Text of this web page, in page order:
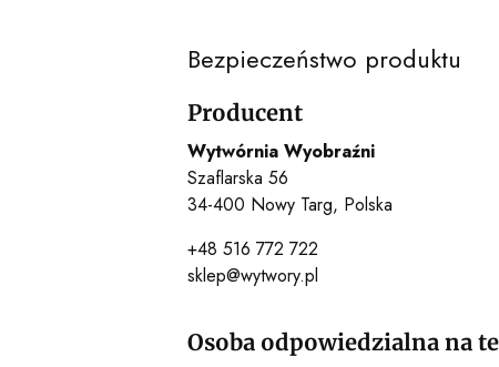
Bezpieczeństwo produktu
Producent
Wytwórnia Wyobraźni
Szaflarska 56
34-400 Nowy Targ, Polska
+48 516 772 722
sklep@wytwory.pl
Osoba odpowiedzialna na